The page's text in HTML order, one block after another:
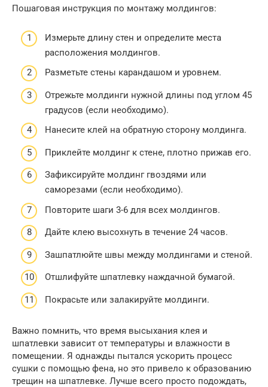
Пошаговая инструкция по монтажу молдингов:
Измерьте длину стен и определите места
расположения молдингов.
Разметьте стены карандашом и уровнем.
Отрежьте молдинги нужной длины под углом 45
градусов (если необходимо).
Нанесите клей на обратную сторону молдинга.
Приклейте молдинг к стене, плотно прижав его.
Зафиксируйте молдинг гвоздями или
саморезами (если необходимо).
Повторите шаги 3-6 для всех молдингов.
Дайте клею высохнуть в течение 24 часов.
Зашпатлюйте швы между молдингами и стеной.
Отшлифуйте шпатлевку наждачной бумагой.
Покрасьте или залакируйте молдинги.
Важно помнить, что время высыхания клея и
шпатлевки зависит от температуры и влажности в
помещении. Я однажды пытался ускорить процесс
сушки с помощью фена, но это привело к образованию
трещин на шпатлевке. Лучше всего просто подождать,